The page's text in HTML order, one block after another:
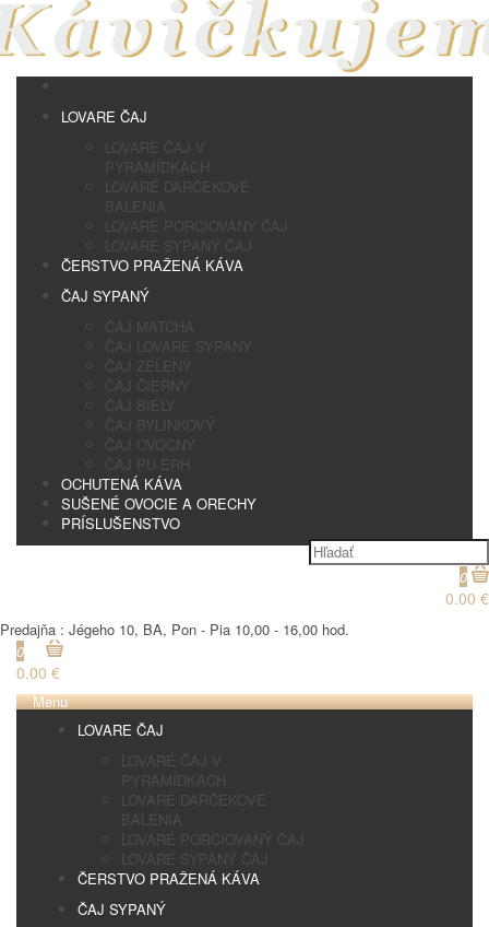
LOVARE ČAJ
LOVARÉ ČAJ V
PYRAMÍDKACH
LOVARÉ DARČEKOVÉ
BALENIA
LOVARÉ PORCIOVANÝ ČAJ
LOVARÉ SYPANÝ ČAJ
ČERSTVO PRAŽENÁ KÁVA
ČAJ SYPANÝ
ČAJ MATCHA
ČAJ LOVARE SYPANÝ
ČAJ ZELENÝ
ČAJ ČIERNY
ČAJ BIELY
ČAJ BYLINKOVÝ
ČAJ OVOCNÝ
ČAJ PU ERH
OCHUTENÁ KÁVA
SUŠENÉ OVOCIE A ORECHY
PRÍSLUŠENSTVO
0
0.00 €
Predajňa : Jégeho 10, BA, Pon - Pia 10,00 - 16,00 hod.
0
0.00 €
Menu
LOVARE ČAJ
LOVARÉ ČAJ V
PYRAMÍDKACH
LOVARÉ DARČEKOVÉ
BALENIA
LOVARÉ PORCIOVANÝ ČAJ
LOVARÉ SYPANÝ ČAJ
ČERSTVO PRAŽENÁ KÁVA
ČAJ SYPANÝ